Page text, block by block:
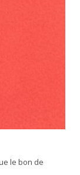
le bon de